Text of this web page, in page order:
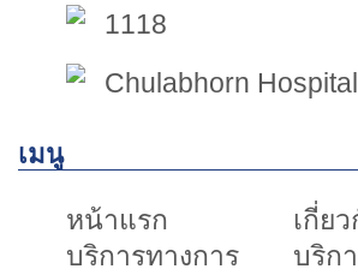
1118
Chulabhorn Hospital
เมนู
หน้าแรก
เกี่ย
บริการทางการ
บริก